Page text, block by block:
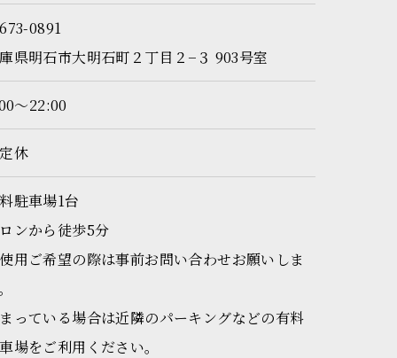
0891
県明石市大明石町２丁目２−３ 903号室
～22:00
休
駐車場1台
ンから徒歩5分
用ご希望の際は事前お問い合わせお願いしま
っている場合は近隣のパーキングなどの有料
場をご利用ください。